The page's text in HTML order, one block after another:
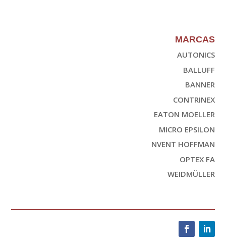
MARCAS
AUTONICS
BALLUFF
BANNER
CONTRINEX
EATON MOELLER
MICRO EPSILON
NVENT HOFFMAN
OPTEX FA
WEIDMÜLLER